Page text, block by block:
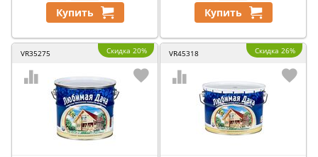
Купить Купить
VR35275 Скидка 20% VR45318 Скидка 26%